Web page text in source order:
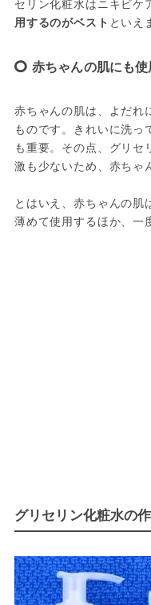
セリン化粧水はニキビケ
用するのがベスト といえ
赤ちゃんの肌にも
赤ちゃんの肌は、よだれ
ものです。きれいに洗っ
も重要。その点、グリ
激も少ないため、赤ちゃ
とはいえ、赤ちゃんの肌
薄めて使用するほか、一
グリセリン化粧水の